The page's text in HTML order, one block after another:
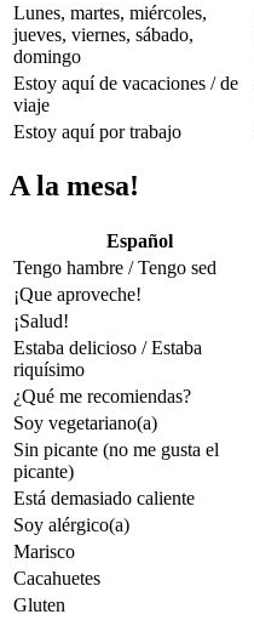
Lunes, martes, miércoles,
jueves, viernes, sábado,
domingo
Estoy aquí de vacaciones / de
viaje
Estoy aquí por trabajo
A la mesa!
Español
Tengo hambre / Tengo sed
¡Que aproveche!
¡Salud!
Estaba delicioso / Estaba
riquísimo
¿Qué me recomiendas?
Soy vegetariano(a)
Sin picante (no me gusta el
picante)
Está demasiado caliente
Soy alérgico(a)
Marisco
Cacahuetes
Gluten